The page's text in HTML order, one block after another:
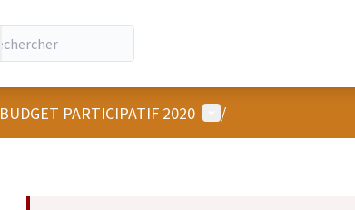
BUDGET PARTICIPATIF 2020 Menu utilisateur
/